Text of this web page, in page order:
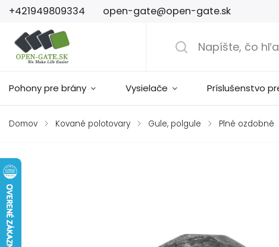
+421949809334 open-gate@open-gate.sk
Pohony pre brány Vysielače Príslušenstvo
Domov / Kované polotovary / Gule, polgule / Plné ozdobné